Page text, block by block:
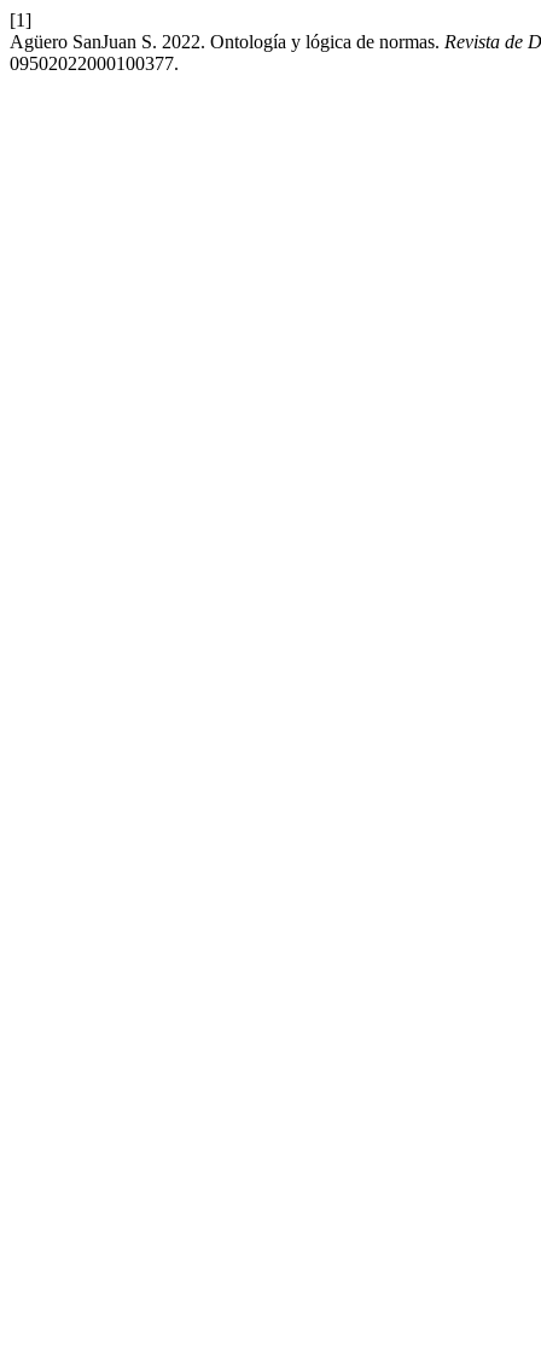
[1]
Agüero SanJuan S. 2022. Ontología y lógica de normas. Revista de
09502022000100377.